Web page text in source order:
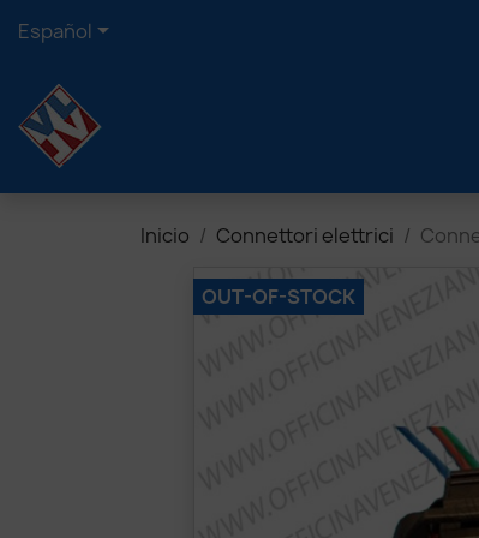
Español
Inicio Connettori elettrici
OUT-OF-STOCK